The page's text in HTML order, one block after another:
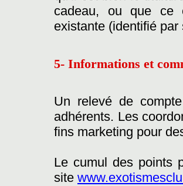
cadeau, ou que ce
existante (identifié
5- Informations et
Un relevé de
adhérents. Les
fins marketing pour
Le cumul des points
site